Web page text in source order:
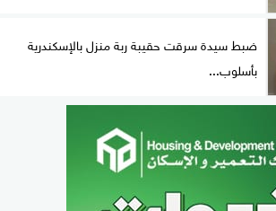
ضبط سيدة سرقت حقيبة ربة منزل بالإسكندرية
بأسلوب...